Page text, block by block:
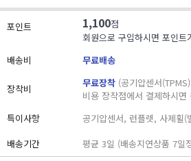
포인트 1,100점
회원으로 구입하시면 포인트
배송비
무료배송
장착비 무료장착 (공기압센서
비용 장착점에서 결제하시면
특이사항
공기압센서, 런플렛, 사제휠(
배송기간
평균 3일 (배송지연상품 7일